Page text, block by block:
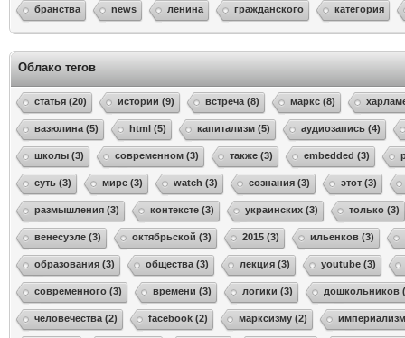
бранства news ленина гражданского категория
Облако тегов
статья (20) истории (9) встреча (8) маркс (8)
вазюлина (5) html (5) капитализм (5) аудиозапись (4)
школы (3) современном (3) также (3) embedded (3)
суть (3) мире (3) watch (3) сознания (3) этот (3)
размышления (3) контексте (3) украинских (3) только (3)
венесуэле (3) октябрьской (3) 2015 (3) ильенков (3)
образования (3) общества (3) лекция (3) youtube (3)
современного (3) времени (3) логики (3) дошкольников
человечества (2) facebook (2) марксизму (2)